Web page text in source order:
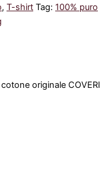
, T-shirt Tag: 100% puro
originale COVERI